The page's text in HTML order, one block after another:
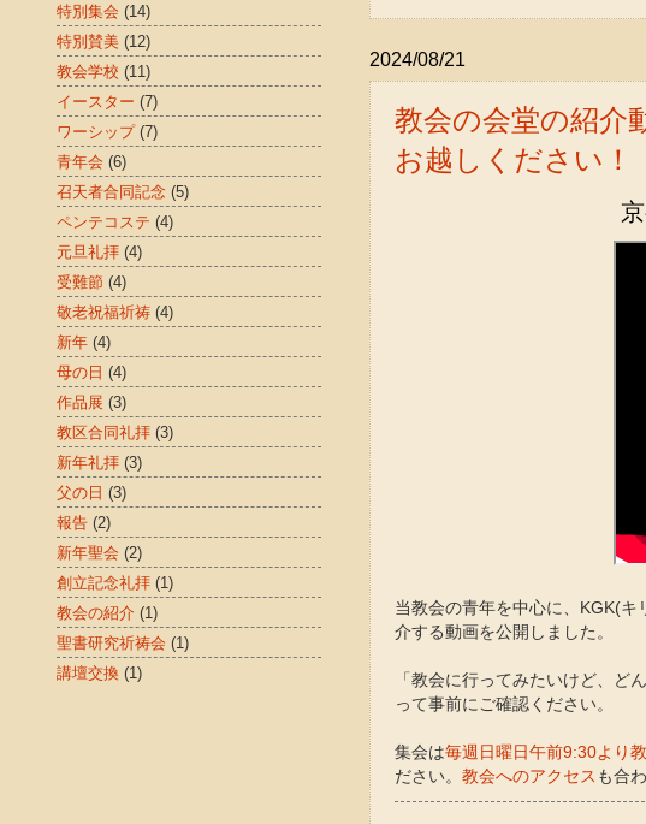
2024/08/21
教会の会堂の紹介
お越しください！
当教会の青年を中心に、KGK(
介する動画を公開しました。
「教会に行ってみたいけど、ど
って事前にご確認ください。
集会は毎週日曜日午前9:30より
ださい。 教会へのアクセス も合
特別集会 (14)
特別賛美 (12)
教会学校 (11)
イースター (7)
ワーシップ (7)
青年会 (6)
召天者合同記念 (5)
ペンテコステ (4)
元旦礼拝 (4)
受難節 (4)
敬老祝福祈祷 (4)
新年 (4)
母の日 (4)
作品展 (3)
教区合同礼拝 (3)
新年礼拝 (3)
父の日 (3)
報告 (2)
新年聖会 (2)
創立記念礼拝 (1)
教会の紹介 (1)
聖書研究祈祷会 (1)
講壇交換 (1)